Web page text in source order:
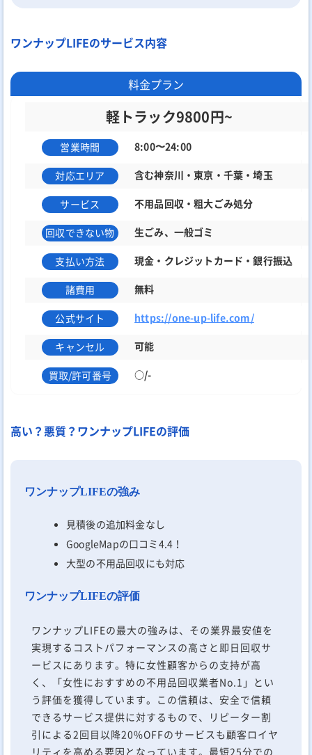
ワンナップLIFEのサービス内容
料金プラン
軽トラック9800円~
営業時間 8:00〜24:00
対応エリア 含む神奈川・東京・千葉・埼玉
サービス 不用品回収・粗大ごみ処分
回収できない物 生ごみ、一般ゴミ
支払い方法 現金・クレジットカード・銀行振込
諸費用 無料
公式サイト https://one-up-life.com/
キャンセル 可能
買取/許可番号 ○/-
高い？悪質？ワンナップLIFEの評価
ワンナップLIFEの強み
見積後の追加料金なし
GoogleMapの口コミ4.4！
大型の不用品回収にも対応
ワンナップLIFEの評価
ワンナップLIFEの最大の強みは、その業界最安値を
実現するコストパフォーマンスの高さと即日回収サ
ービスにあります。特に女性顧客からの支持が高
く、「女性におすすめの不用品回収業者No.1」とい
う評価を獲得しています。この信頼は、安全で信頼
できるサービス提供に対するもので、リピーター割
引による2回目以降20%OFFのサービスも顧客ロイヤ
リティを高める要因となっています。最短25分での